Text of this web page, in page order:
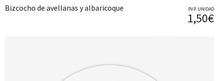
Bizcocho de avellanas y albaricoque P.V.P. UNIDAD
1,50€